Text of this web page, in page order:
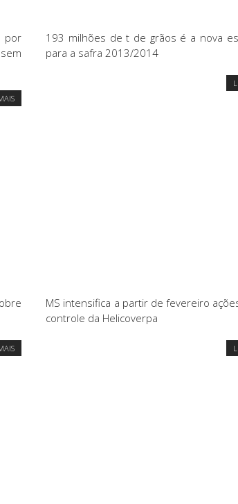
por
193 milhões de t de grãos é a nova
para a safra 2013/2014
MS intensifica a partir de fevereiro
controle da Helicoverpa